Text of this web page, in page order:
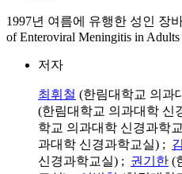
1997년 여름에 유행한 성인 장
of Enteroviral Meningitis in Adults
저자
최휘철 (한림대학교 의과
(한림대학교 의과대학 신
학교 의과대학 신경과학
과대학 신경과학교실) ;
신경과학교실) ; 권기한 (